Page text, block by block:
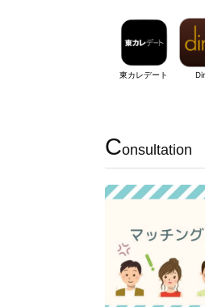
東カレデート
Consultation